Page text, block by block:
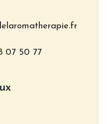
07 50 77